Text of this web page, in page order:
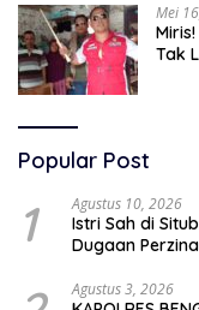
Mei
Tak
Popular Post
1 Agustus 10, 2026
Istri Sah di
Dugaan
Agustus 3, 2026